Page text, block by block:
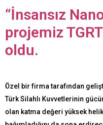
“İnsansız
projemiz
oldu.
Özel bir firma tarafından
Türk Silahlı Kuvvetlerinin
olan katma değeri yüksek